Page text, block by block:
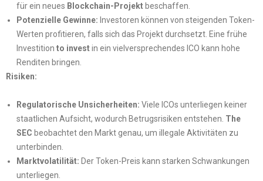
für ein neues Blockchain-Projektbeschaffen.
Potenzielle Gewinne: Investoren können von steigenden Token-
Werten profitieren, falls sich das Projekt durchsetzt. Eine frühe
Investition to investin ein vielversprechendes ICO kann hohe
Renditen bringen.
Risiken:
Regulatorische Unsicherheiten: Viele ICOs unterliegen keiner
staatlichen Aufsicht, wodurch Betrugsrisiken entstehen. The
SEC beobachtet den Markt genau, um illegale Aktivitäten zu
unterbinden.
Marktvolatilität: Der Token-Preis kann starken Schwankungen
unterliegen.